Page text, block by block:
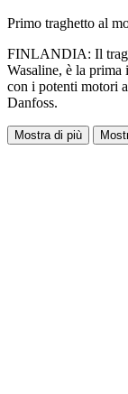
Primo traghetto al
FINLANDIA: Il
Wasaline, è la prima
con i potenti motori
Danfoss.
Mostra di più